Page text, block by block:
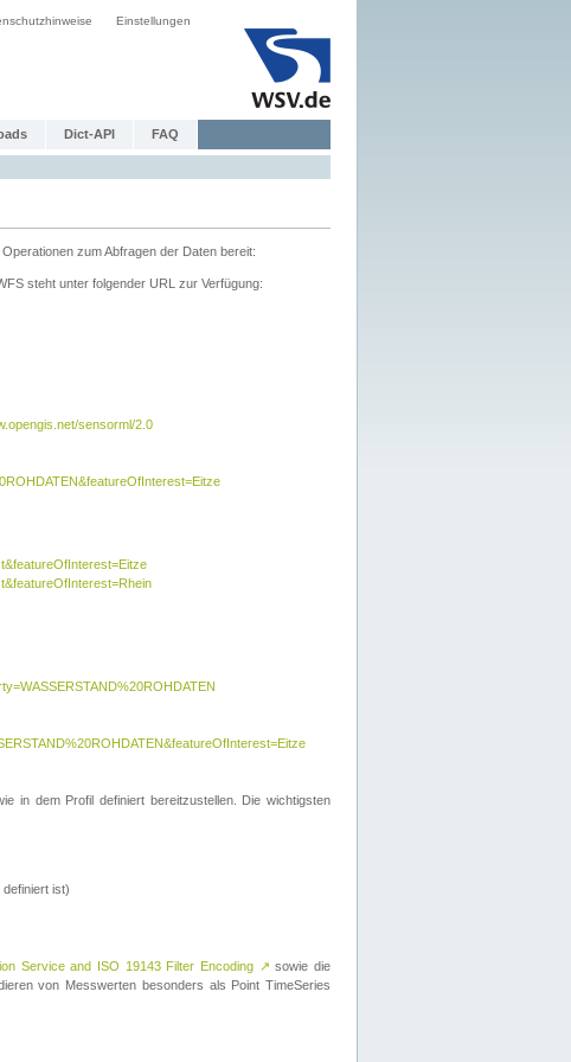
Einstellungen
Dict-API FAQ
zum Abfragen der Daten bereit:
steht unter folgender URL zur Verfügung:
sensorml/2.0
in dem Profil definiert bereitzustellen. Die wichtigsten
ist)
Service and ISO 19143 Filter Encoding ↗ sowie die
von Messwerten besonders als Point TimeSeries